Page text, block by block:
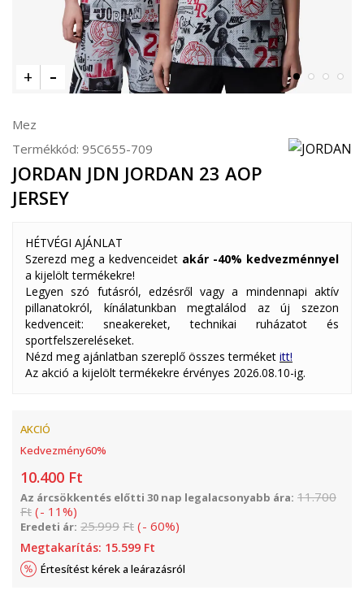
Mez
Termékkód: 95C655-709
JORDAN JDN JORDAN 23 AOP
JERSEY
HÉTVÉGI AJÁNLAT
Szerezd meg a kedvenceidet akár -40% kedvezménnyel
a kijelölt termékekre!
Legyen szó futásról, edzésről vagy a mindennapi aktív
pillanatokról, kínálatunkban megtalálod az új szezon
kedvenceit: sneakereket, technikai ruházatot és
sportfelszereléseket.
Nézd meg ajánlatban szereplő összes terméket itt!
Az akció a kijelölt termékekre érvényes 2026.08.10-ig.
AKCIÓ
Kedvezmény60%
10.400 Ft
Az árcsökkentés előtti 30 nap legalacsonyabb ára: 11.700
Ft (- 11 %)
Eredeti ár: 25.999 Ft (- 60%)
Megtakarítás: 15.599 Ft
Értesítést kérek a leárazásról